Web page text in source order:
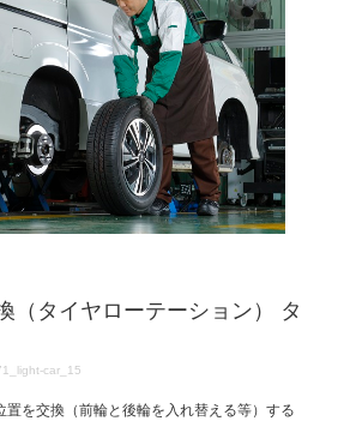
（タイヤローテーション） タ
car_15
置を交換（前輪と後輪を入れ替える等）する